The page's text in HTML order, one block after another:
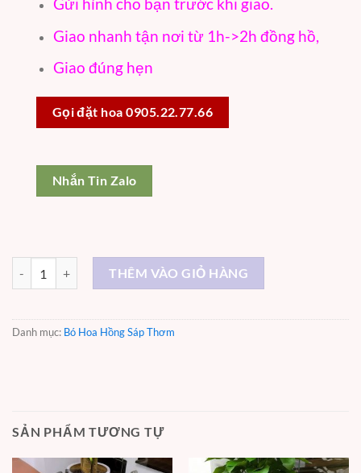
Giao nhanh tận nơi từ 1h->2h đồng hồ,
Giao đúng hẹn
Gọi đặt hoa 0905.22.77.66
Nhắn Tin Zalo
Ngọt ngào - ST024 số lượngTHÊM VÀO GIỎ HÀNG
Danh mục: Bó Hoa Hồng Sáp Thơm
SẢN PHẨM TƯƠNG TỰ